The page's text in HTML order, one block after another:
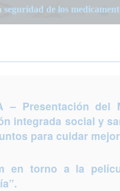
seguridad de los
– Presentación del
integrada social y
para cuidar mejor
en torno a la